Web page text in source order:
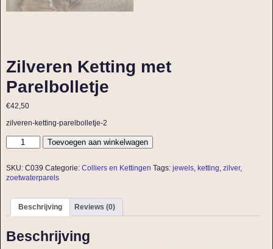
Zilveren Ketting met
Parelbolletje
€42,50
zilveren-ketting-parelbolletje-2
Toevoegen aan winkelwagen
SKU: C039 Categorie: Colliers en Kettingen Tags: jewels, ketting, zilver,
zoetwaterparels
Beschrijving Reviews (0)
Beschrijving